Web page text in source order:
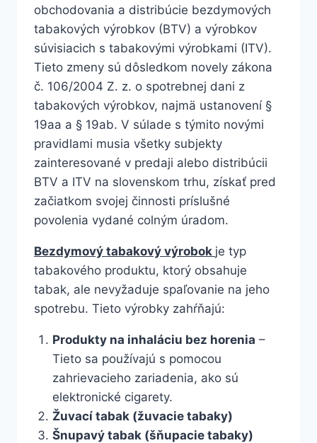
obchodovania a distribúcie bezdymových
tabakových výrobkov (BTV) a výrobkov
súvisiacich s tabakovými výrobkami (ITV).
Tieto zmeny sú dôsledkom novely zákona
č. 106/2004 Z. z. o spotrebnej dani z
tabakových výrobkov, najmä ustanovení §
19aa a § 19ab. V súlade s týmito novými
pravidlami musia všetky subjekty
zainteresované v predaji alebo distribúcii
BTV a ITV na slovenskom trhu, získať pred
začiatkom svojej činnosti príslušné
povolenia vydané colným úradom.
Bezdymový tabakový výrobok je typ
tabakového produktu, ktorý obsahuje
tabak, ale nevyžaduje spaľovanie na jeho
spotrebu. Tieto výrobky zahŕňajú:
Produkty na inhaláciu bez horenia –
Tieto sa používajú s pomocou
zahrievacieho zariadenia, ako sú
elektronické cigarety.
Žuvací tabak (žuvacie tabaky)
Šnupavý tabak (šňupacie tabaky)